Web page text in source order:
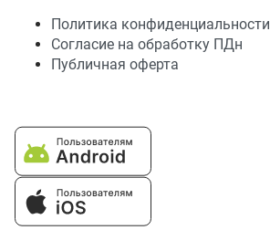
Политика конфиденциальности
Согласие на обработку ПДн
Публичная оферта